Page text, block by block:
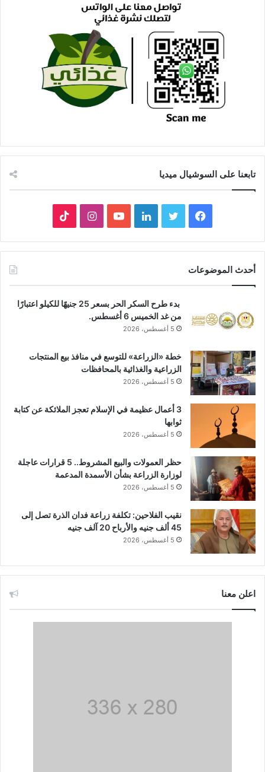
تابعنا على السوشيال ميديا
فيسبوك تويتر لينكدإنيوتيوبانستقرام
أحدث الموضوعات
بدء طرح السكر الحر بسعر 25 جنيهًا للكيلو اعتبارًا
من غد الخميس 6 أغسطس.
5 أغسطس، 2026
خطة «الزراعة» للتوسع في منافذ بيع المنتجات
الزراعية والغذائية بالمحافظات
5 أغسطس، 2026
3 أعمال عظيمة في الإسلام تعجز الملائكة عن كتابة
ثوابها
5 أغسطس، 2026
حظر العمولات والبيع المشروط.. 5 قرارات عاجلة
لوزارة الزراعة بشأن الأسمدة المدعمة
5 أغسطس، 2026
نقيب الفلاحين: تكلفة زراعة فدان الذرة تصل إلى
45 ألف جنيه والأرباح 20 آلف جنيه
5 أغسطس، 2026
اعلن معنا